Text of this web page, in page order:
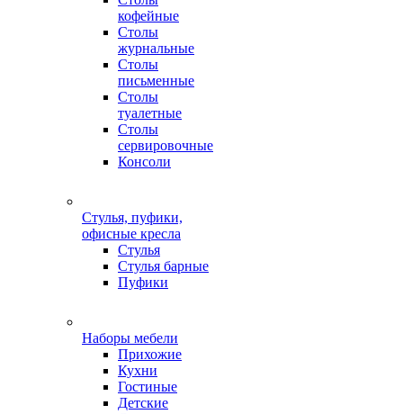
кофейные
Столы
журнальные
Столы
письменные
Столы
туалетные
Столы
сервировочные
Консоли
Стулья, пуфики,
офисные кресла
Стулья
Стулья барные
Пуфики
Наборы мебели
Прихожие
Кухни
Гостиные
Детские